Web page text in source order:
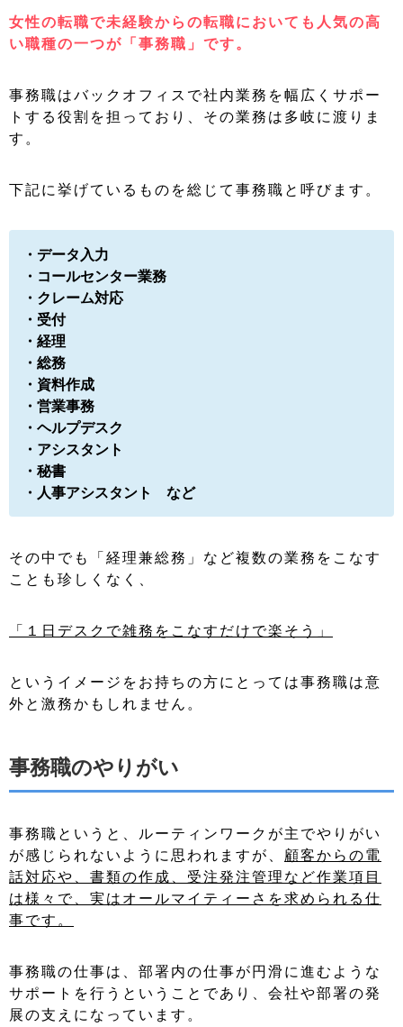
女性の転職で未経験からの転職においても人気の高
い職種の一つが「事務職」です。
事務職はバックオフィスで社内業務を幅広くサポー
トする役割を担っており、その業務は多岐に渡りま
す。
下記に挙げているものを総じて事務職と呼びます。
・データ入力
・コールセンター業務
・クレーム対応
・受付
・経理
・総務
・資料作成
・営業事務
・ヘルプデスク
・アシスタント
・秘書
・人事アシスタント など
その中でも「経理兼総務」など複数の業務をこなす
ことも珍しくなく、
「１日デスクで雑務をこなすだけで楽そう」
というイメージをお持ちの方にとっては事務職は意
外と激務かもしれません。
事務職のやりがい
事務職というと、ルーティンワークが主でやりがい
が感じられないように思われますが、 顧客からの電
話対応や、書類の作成、受注発注管理など作業項目
は様々で、実はオールマイティーさを求められる仕
事です。
事務職の仕事は、部署内の仕事が円滑に進むような
サポートを行うということであり、会社や部署の発
展の支えになっています。